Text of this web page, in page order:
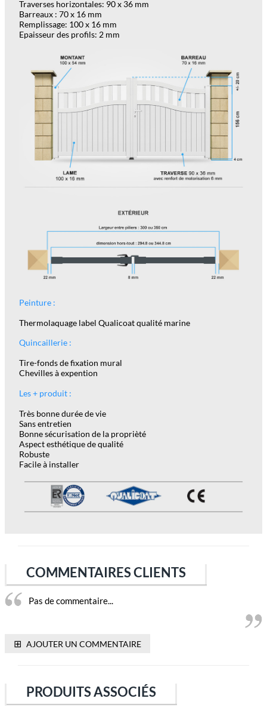
Traverses horizontales: 90 x 36 mm
Barreaux : 70 x 16 mm
Remplissage: 100 x 16 mm
Epaisseur des profils: 2 mm
Peinture :
Thermolaquage label Qualicoat qualité marine
Quincaillerie :
Tire-fonds de fixation mural
Chevilles à expention
Les + produit :
Très bonne durée de vie
Sans entretien
Bonne sécurisation de la proprièté
Aspect esthétique de qualité
Robuste
Facile à installer
COMMENTAIRES CLIENTS
Pas de commentaire...
⊞ AJOUTER UN COMMENTAIRE
PRODUITS ASSOCIÉS